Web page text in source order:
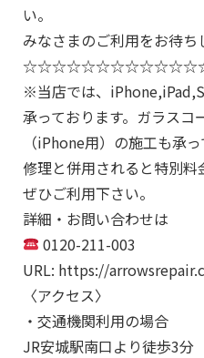
い。
みなさまのご利用をお待ち
※当店では、
承っております。ガラスコ
（iPhone用）の施工も承っ
修理と併用されると特別料
ぜひご利用下さい。
詳細・お問い合わせは
0120-211-003
URL: https://
〈アクセス〉
・交通機関利用の場合
JR安城駅南口より徒歩3分